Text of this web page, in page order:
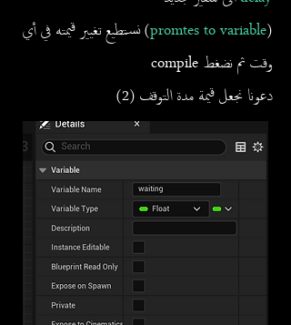
(
promtes to variable) نستطيع تغيير قيمته في أي
وقت ثم نضغط compile
دعونا نجعل قيمة مدة التوقف (2)